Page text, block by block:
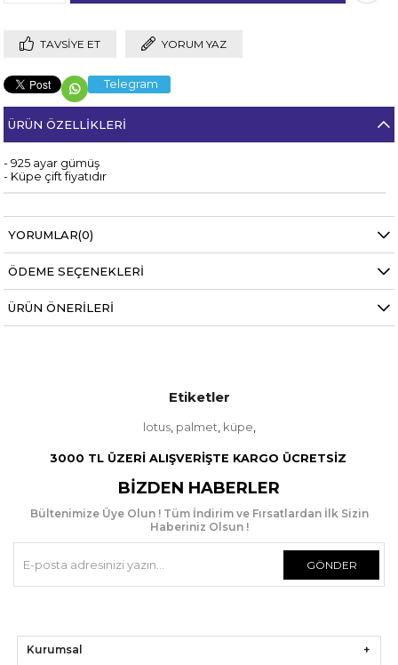
TAVSIYE ET YORUM YAZ
Telegram
ÜRÜN ÖZELLIKLERI
- 925 ayar gümüş
- Küpe çift fiyatıdır
YORUMLAR(0)
ÖDEME SEÇENEKLERI
ÜRÜN ÖNERILERI
Etiketler
lotus, palmet küpe
3000 TL ÜZERİ ALIŞVERİŞTE KARGO ÜCRETSİZ
BIZDEN HABERLER
Bültenimize Üye Olun ! Tüm İndirim ve Fırsatlardan İlk Sizin
Haberiniz Olsun !
GÖNDER
Kurumsal